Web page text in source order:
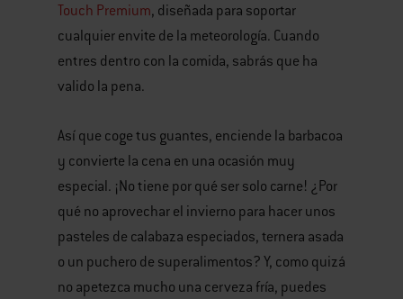
Touch Premium, diseñada para soportar
cualquier envite de la meteorología. Cuando
entres dentro con la comida, sabrás que ha
valido la pena.
Así que coge tus guantes, enciende la barbacoa
y convierte la cena en una ocasión muy
especial. ¡No tiene por qué ser solo carne! ¿Por
qué no aprovechar el invierno para hacer unos
pasteles de calabaza especiados, ternera asada
o un puchero de superalimentos? Y, como quizá
no apetezca mucho una cerveza fría, puedes